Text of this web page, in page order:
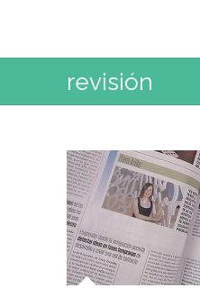
revisión